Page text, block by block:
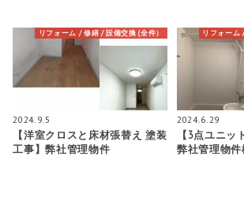
リフォーム / 修繕 / 設備交換 (全件）
2024.9.5
【洋室クロスと床材張替え 塗装
工事】弊社管理物件
リフォーム
2024.6.29
【3点ユニッ
弊社管理物件